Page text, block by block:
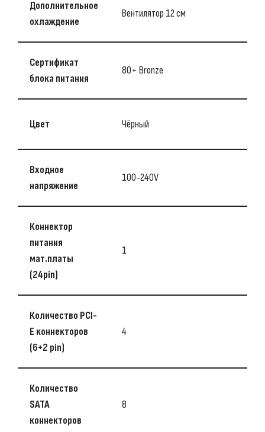
Дополнительное
охлаждение
Вентилятор 12 см
Сертификат
блока питания
80+ Bronze
Цвет Чёрный
Входное
напряжение
100-240V
Коннектор
питания
мат.платы
(24pin)
1
Количество PCI-
E коннекторов
(6+2 pin)
4
Количество
SATA
коннекторов
8